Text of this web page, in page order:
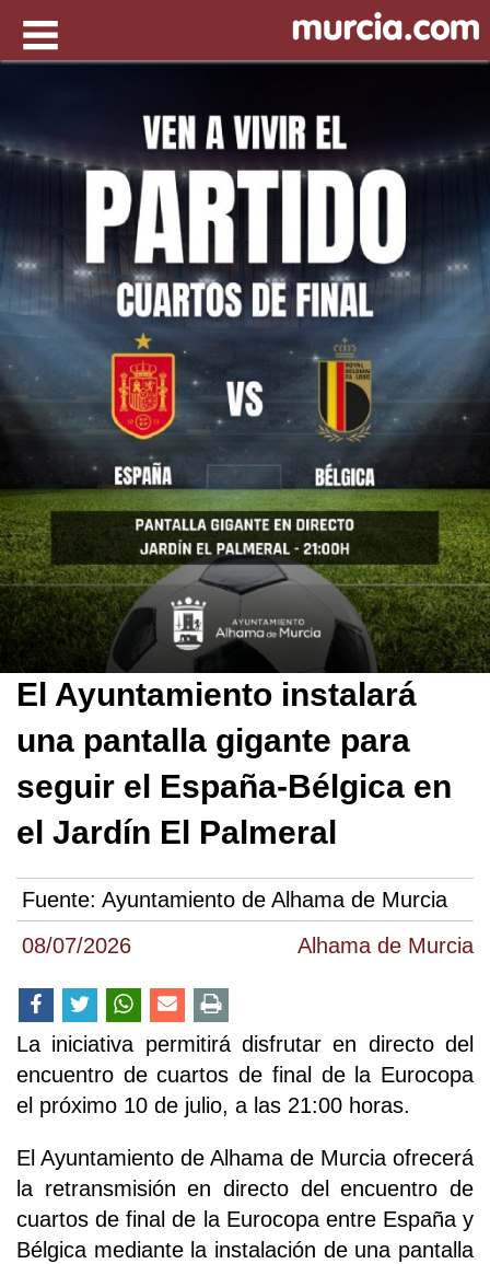
08/07/2026 Alhama de Murcia
El Ayuntamiento instalará
una pantalla gigante para
seguir el España-Bélgica en
el Jardín El Palmeral
Fuente: Ayuntamiento de Alhama de Murcia
La iniciativa permitirá disfrutar en directo del
encuentro de cuartos de final de la Eurocopa
el próximo 10 de julio, a las 21:00 horas.
El Ayuntamiento de Alhama de Murcia ofrecerá
la retransmisión en directo del encuentro de
cuartos de final de la Eurocopa entre España y
Bélgica mediante la instalación de una pantalla